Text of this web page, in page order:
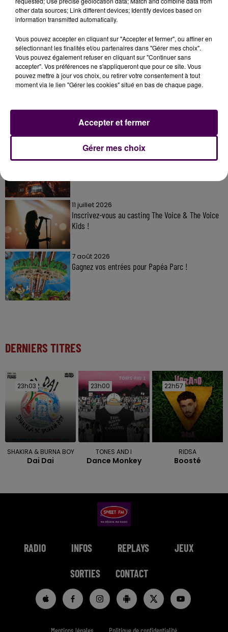
7 août 2026
Gagnez vos pass pour le V and B Fest' 2026 !
11 juillet 2026
Inscrivez-vous au casting The Voice & The Voice
Kids !
7 août 2026
Gagnez vos entrées pour Papéa Parc !
DERNIERS TITRES
23h03
23h03
SHAKIRA & BURNA BOY
Dai Dai
23h00
23h00
TONES AND I
Dance Monkey
22h57
22h57
RIDSA
Boosté
RADIO INFOS REPLAYS JEUX
SORTIES CONTACT
other data sources; Link different devices; Identify devices based on
information transmitted automatically.
Vous pouvez accepter en cliquant sur "Accepter et fermer", ou affiner en
sélectionnant les finalités et/ou partenaires dans "Gérer mes choix".
Vous pouvez également refuser en cliquant sur "Continuer sans
accepter". Vos préférences ne s'appliqueront que pour ce site. Vous
pouvez mettre à jour vos choix, ou retirer votre consentement à tout
moment via le lien "Gérer les cookies" situé en bas de chaque page.
Gérer mes choix
Accepter et fermer